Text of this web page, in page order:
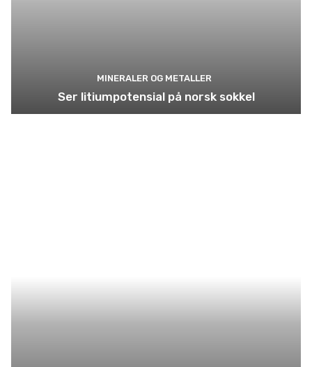
MINERALER OG METALLER
Ser litiumpotensial på norsk sokkel